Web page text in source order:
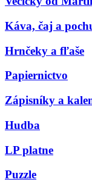
Káva, čaj a
Hrnčeky a fľaše
Papiernictvo
Zápisníky a
Hudba
LP platne
Puzzle